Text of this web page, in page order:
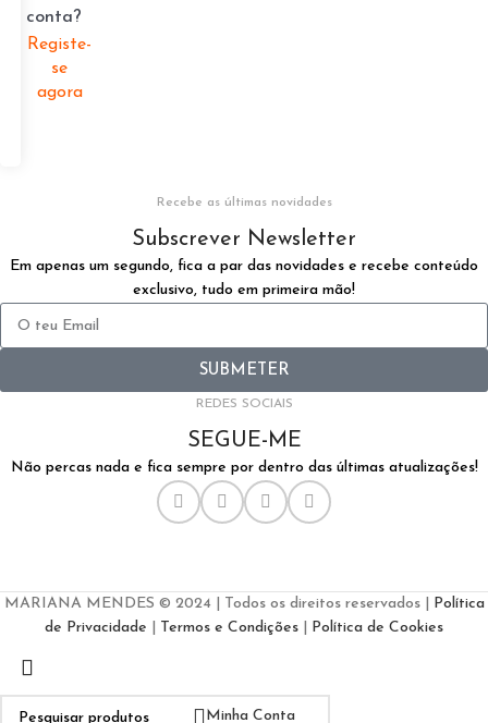
conta?
Registe-
se
agora
Recebe as últimas novidades
Subscrever Newsletter
Em apenas um segundo, fica a par das novidades e recebe conteúdo
exclusivo, tudo em primeira mão!
SUBMETER
REDES SOCIAIS
SEGUE-ME
Não percas nada e fica sempre por dentro das últimas atualizações!
MARIANA MENDES © 2024 | Todos os direitos reservados | Política
de Privacidade
Termos e Condições Política de Cookies
Minha Conta